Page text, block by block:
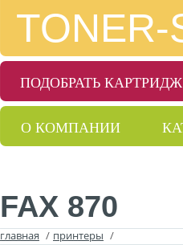
TONER-
ПОДОБРАТЬ КАРТРИДЖ
О КОМПАНИИ
FAX 870
главная / принтеры /